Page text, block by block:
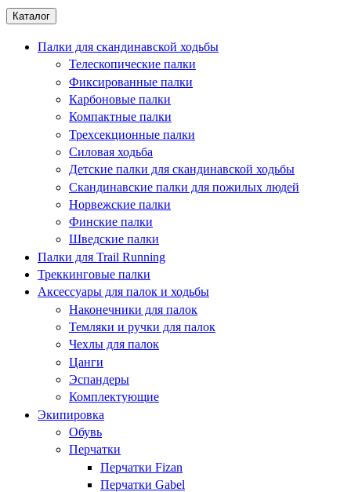
Каталог
Палки для скандинавской ходьбы
Телескопические палки
Фиксированные палки
Карбоновые палки
Компактные палки
Трехсекционные палки
Силовая ходьба
Детские палки для скандинавской ходьбы
Скандинавские палки для пожилых людей
Норвежские палки
Финские палки
Шведские палки
Палки для Trail Running
Треккинговые палки
Аксессуары для палок и ходьбы
Наконечники для палок
Темляки и ручки для палок
Чехлы для палок
Цанги
Эспандеры
Комплектующие
Экипировка
Обувь
Перчатки
Перчатки Fizan
Перчатки Gabel